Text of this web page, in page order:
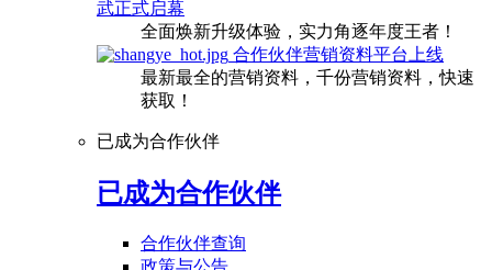
武正式启幕
全面焕新升级体验，实力角逐年度王者！
合作伙伴营销资料平台上线
最新最全的营销资料，千份营销资料，快速
获取！
已成为合作伙伴
已成为合作伙伴
合作伙伴查询
政策与公告